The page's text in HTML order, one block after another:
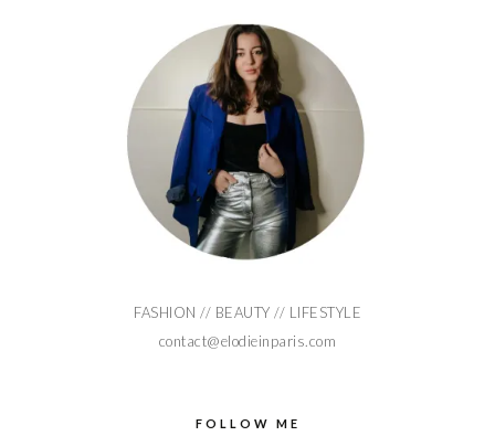
FASHION // BEAUTY // LIFESTYLE
contact@elodieinparis.com
FOLLOW ME